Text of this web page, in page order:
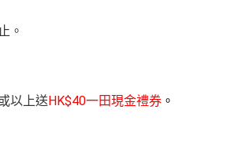
。
以上送 HK$40一田現金禮券 。